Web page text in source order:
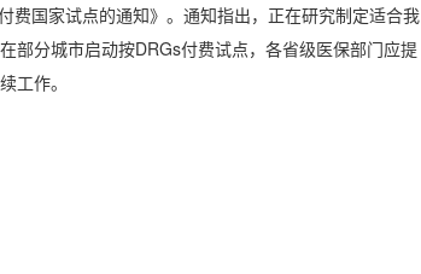
费国家试点的通知》。通知指出，正在研究制定适合我
部分城市启动按DRGs付费试点，各省级医保部门应提
工作。